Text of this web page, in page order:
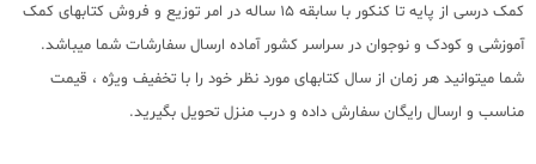
کمک درسی از پایه تا کنکور با سابقه 15 ساله در امر توزیع و فروش کتابهای کمک
آموزشی و کودک و نوجوان در سراسر کشور آماده ارسال سفارشات شما میباشد.
شما میتوانید هر زمان از سال کتابهای مورد نظر خود را با تخفیف ویژه ، قیمت
مناسب و ارسال رایگان سفارش داده و درب منزل تحویل بگیرید.